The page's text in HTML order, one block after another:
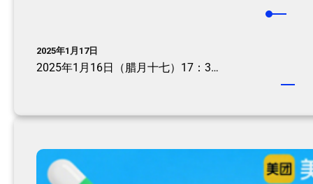
2025年1月17日
2025年1月16日（腊月十七）17：3…